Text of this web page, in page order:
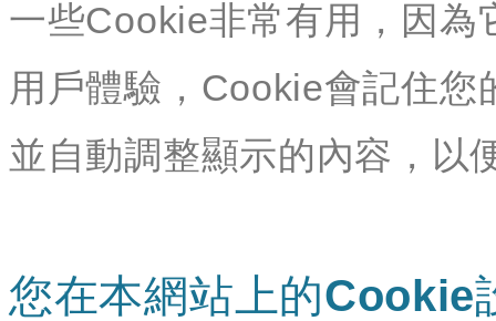
一些Cookie非常有用，因為
用戶體驗，Cookie會記住
並自動調整顯示的內容，以
您在本網站上的Cookie